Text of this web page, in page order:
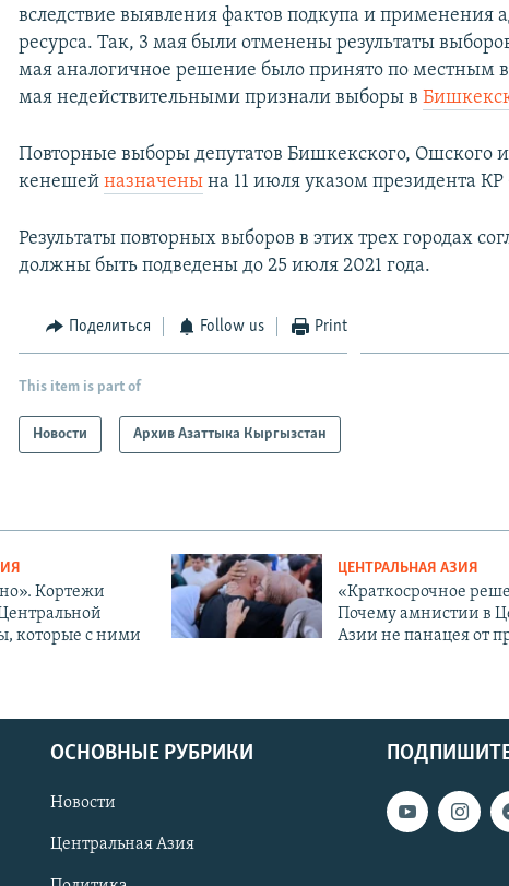
вследствие выявления фактов подкупа и применения
ресурса. Так, 3 мая были отменены результаты
мая аналогичное решение было принято по местным
мая недействительными признали выборы в
Повторные выборы депутатов Бишкекского, Ошского
кенешейназначены на 11 июля указом президента
Результаты повторных выборов в этих трех городах
должны быть подведены до 25 июля 2021 года.
Поделиться Follow us Print
This item is part of
Новости Архив Азаттыка Кыргызстан
Кортежи
которые с ними
ЦЕНТРАЛЬНАЯ АЗИЯ
«Краткосрочное
Почему амнистии в
Азии не панацея от
ОСНОВНЫЕ РУБРИКИ
Новости
Центральная Азия